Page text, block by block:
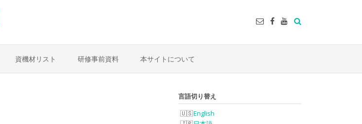
資機材リスト 研修事前資料 本サイトについて
言語切り替え
English